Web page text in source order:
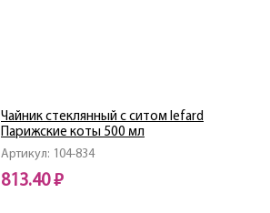
Артикул: 104-834
Чайник стеклянный с ситом lefard
Парижские коты 500 мл
813.40 ₽